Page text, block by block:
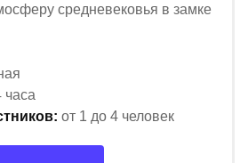
средневековья в замке
часа
от 1 до 4 человек